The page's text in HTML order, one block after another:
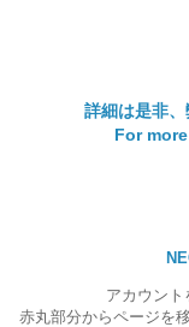
詳細は是非、
For
アカウント
赤丸部分からページを